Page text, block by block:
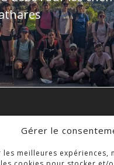
Gérer le
meilleures expériences,
NOTRE DAME
Place Saint-Jean,